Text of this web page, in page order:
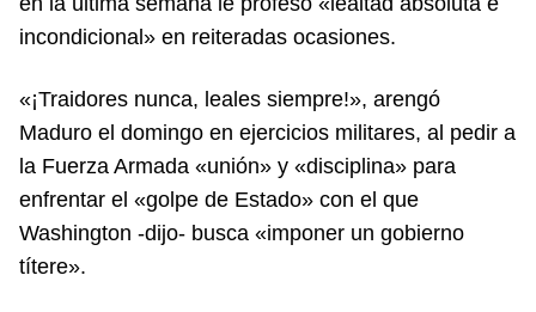
incondicional» en reiteradas ocasiones.
«¡Traidores nunca, leales siempre!», arengó
Maduro el domingo en ejercicios militares, al pedir a
la Fuerza Armada «unión» y «disciplina» para
enfrentar el «golpe de Estado» con el que
Washington -dijo- busca «imponer un gobierno
títere».